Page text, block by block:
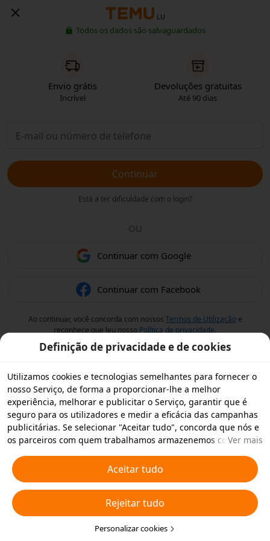
LU
Todos os dados são salvaguardados
Envio grátis
Incrível
Devoluções gratuitas
Até 90 dias
Continuar
Está a ter dificuldade com o login?
OU
Continuar com Google
Continuar com Facebook
Ao continuar, você concorda com nossos Termos de Utilizaçãoe
reconhece que leu nosso Política de privacidade.
Definição de privacidade e de cookies
Utilizamos cookies e tecnologias semelhantes para fornecer o
nosso Serviço, de forma a proporcionar-lhe a melhor
experiência, melhorar e publicitar o Serviço, garantir que é
seguro para os utilizadores e medir a eficácia das campanhas
publicitárias. Se selecionar "Aceitar tudo", concorda que nós e
os parceiros com quem trabalhamos armazenemos cookies e
publicitários. Também pode "Rejeitar todos" os cookies não
essenciais ou escolher os tipos de cookies que pretende
aceitar ou desativar clicando em "Personalizar cookies" abaixo
ou em qualquer altura nas suas definições de privacidade.
Para obter mais informações, consulte a nossaPolítica relativa
a Cookies e Tecnologias Semelhantes.
Ver mais
Aceitar tudo
Rejeitar tudo
Personalizar cookies